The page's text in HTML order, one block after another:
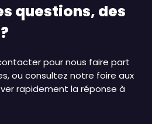
questions, des
pour nous faire part
ou consultez notre foire aux
rapidement la réponse à